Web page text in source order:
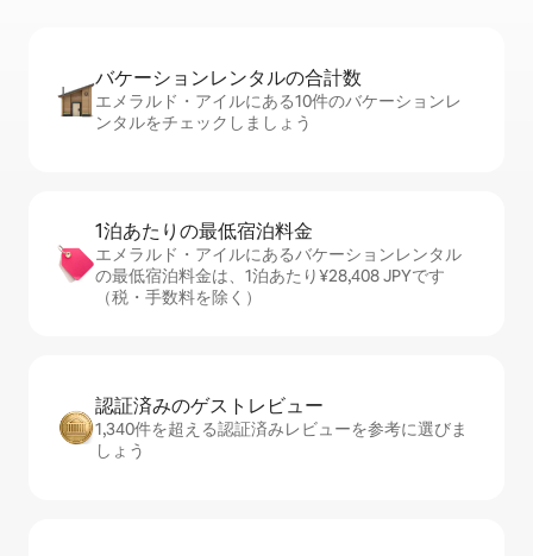
バケーションレ⁠ン⁠タ⁠ル⁠の合⁠計⁠数
エメラルド・アイルにある10件のバケーションレ
ンタルをチェックしましょう
1泊あたりの最⁠低⁠宿⁠泊⁠料⁠金
エメラルド・アイルにあるバケーションレンタル
の最低宿泊料金は、1泊あたり¥28,408 JPYです
（税・手数料を除く）
認証済みのゲ⁠ス⁠ト⁠レ⁠ビ⁠ュ⁠ー
1,340件を超える認証済みレビューを参考に選びま
しょう